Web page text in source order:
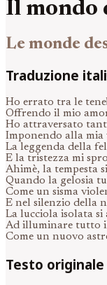
Il mondo
Le monde
Traduzione
Ho errato tra le
Offrendo il mio
Ho attraversato
Imponendo alla
La leggenda della
E la tristezza mi
Ahimè, la tempesta
Quando la gelosia
Come un sisma
E nel silenzio della
La lucciola isolata
Ad illuminare tutto
Come un nuovo
Testo originale